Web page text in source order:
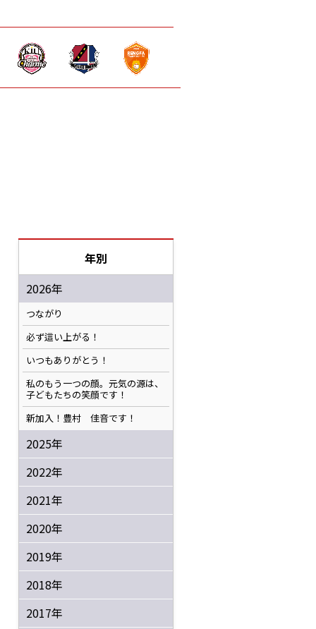
年別
2026年
つながり
必ず這い上がる！
いつもありがとう！
私のもう一つの顔。元気の源は、
子どもたちの笑顔です！
新加入！豊村 佳音です！
2025年
2022年
2021年
2020年
2019年
2018年
2017年